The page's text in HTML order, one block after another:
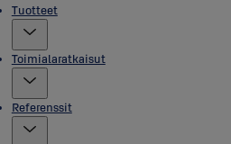
Tuotteet
Toimialaratkaisut
Referenssit